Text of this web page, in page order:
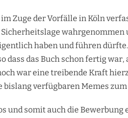
Zuge der Vorfälle in Köln
wahrgenommen
haben und führen
dass das Buch schon fertig
war eine treibende Kraft
verfügbaren Memes zum
und somit auch die